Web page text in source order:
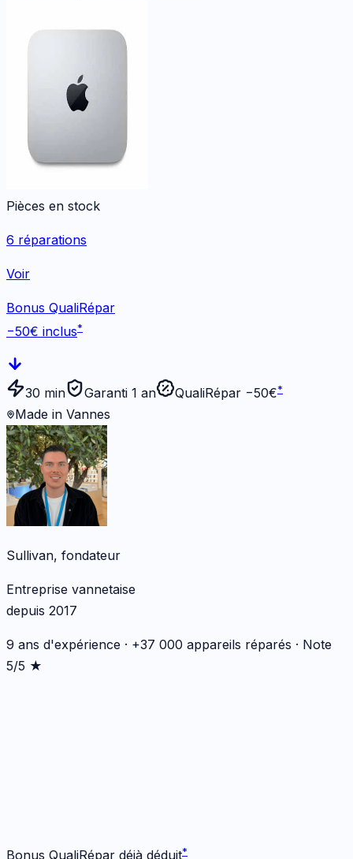
Pièces en stock
6 réparations
Voir
Bonus QualiRépar
−50€ inclus*
30 min Garanti 1 an QualiRépar −50€*
Made in Vannes
Sullivan, fondateur
Entreprise vannetaise
depuis 2017
9 ans d'expérience · +37 000 appareils réparés · Note
5/5 ★
Bonus QualiRépar déjà déduit*